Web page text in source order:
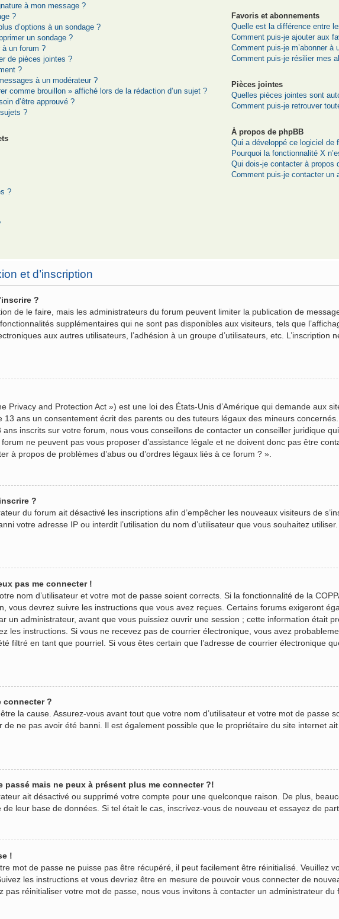
à mon message ?
?
d’options à un sondage ?
un sondage ?
à un forum ?
de pièces jointes ?
?
à un modérateur ?
comme brouillon » affiché lors de la rédaction d’un sujet ?
d’être approuvé ?
?
?
Favoris et abonnements
Quelle est la différence entre
Comment puis-je ajouter aux
Comment puis-je m’abonner à
Comment puis-je résilier mes
Pièces jointes
Quelles pièces jointes sont
Comment puis-je retrouver
À propos de phpBB
Qui a développé ce logiciel de
Pourquoi la fonctionnalité X
Qui dois-je contacter à propos
Comment puis-je contacter un
et d’inscription
?
de le faire, mais les administrateurs du forum peuvent limiter la publication de
supplémentaires qui ne sont pas disponibles aux visiteurs, tels que
aux autres utilisateurs, l’adhésion à un groupe d’utilisateurs, etc. L’inscription
Privacy and Protection Act ») est une loi des États-Unis d’Amérique qui demande aux
13 ans un consentement écrit des parents ou des tuteurs légaux des mineurs
inscrits sur votre forum, nous vous conseillons de contacter un conseiller juridique
ne peuvent pas vous proposer d’assistance légale et ne doivent donc pas être
à propos de problèmes d’abus ou d’ordres légaux liés à ce forum ? ».
?
du forum ait désactivé les inscriptions afin d’empêcher les nouveaux visiteurs de
votre adresse IP ou interdit l’utilisation du nom d’utilisateur que vous souhaitez
pas me connecter !
nom d’utilisateur et votre mot de passe soient corrects. Si la fonctionnalité de la
vous devrez suivre les instructions que vous avez reçues. Certains forums exigeront
un administrateur, avant que vous puissiez ouvrir une session ; cette information était
les instructions. Si vous ne recevez pas de courrier électronique, vous avez
filtré en tant que pourriel. Si vous êtes certain que l’adresse de courrier électronique
connecter ?
la cause. Assurez-vous avant tout que votre nom d’utilisateur et votre mot de passe
ne pas avoir été banni. Il est également possible que le propriétaire du site internet
passé mais ne peux à présent plus me connecter ?!
ait désactivé ou supprimé votre compte pour une quelconque raison. De plus,
leur base de données. Si tel était le cas, inscrivez-vous de nouveau et essayez de
!
mot de passe ne puisse pas être récupéré, il peut facilement être réinitialisé. Veuillez
les instructions et vous devriez être en mesure de pouvoir vous connecter de
pas réinitialiser votre mot de passe, nous vous invitons à contacter un administrateur du